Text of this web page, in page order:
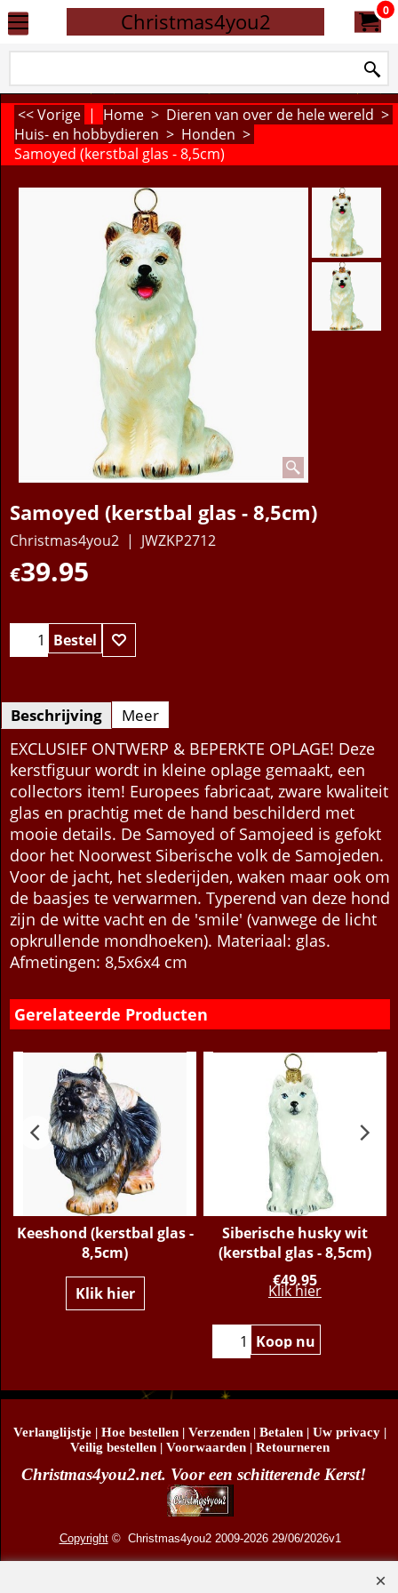
Christmas4you2 0
<< Vorige | Home > Dieren van over de hele wereld >
Huis- en hobbydieren > Honden >
Samoyed (kerstbal glas - 8,5cm)
Samoyed (kerstbal glas - 8,5cm)
Christmas4you2 JWZKP2712
€39.95
Bestel
Beschrijving Meer
EXCLUSIEF ONTWERP & BEPERKTE OPLAGE! Deze
kerstfiguur wordt in kleine oplage gemaakt, een
collectors item! Europees fabricaat, zware kwaliteit
glas en prachtig met de hand beschilderd met
mooie details. De Samoyed of Samojeed is gefokt
door het Noorwest Siberische volk de Samojeden.
Voor de jacht, het slederijden, waken maar ook om
de baasjes te verwarmen. Typerend van deze hond
zijn de witte vacht en de 'smile' (vanwege de licht
opkrullende mondhoeken). Materiaal: glas.
Afmetingen: 8,5x6x4 cm
Gerelateerde Producten
Keeshond (kerstbal glas -
8,5cm)
Klik hier
Siberische husky wit
(kerstbal glas - 8,5cm)
€49.95
Klik hier
Koop nu
Verlanglijstje | Hoe bestellen | Verzenden | Betalen | Uw privacy |
Veilig bestellen | Voorwaarden | Retourneren
Christmas4you2.net. Voor een schitterende Kerst!
Copyright© Christmas4you2 2009-2026 29/06/2026v1